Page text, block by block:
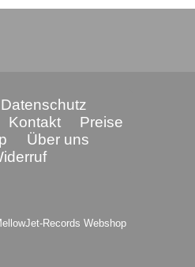
Datenschutz
Kontakt
Preise
Über uns
Records Webshop